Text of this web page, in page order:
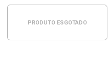
PRODUTO ESGOTADO